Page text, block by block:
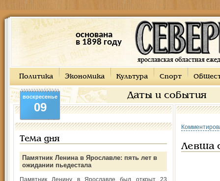
основана
в 1898 году
Политика Экономика Культура Спорт
Даты и события
воскресенье
09
Тема дня
Памятник Ленина в Ярославле: пять лет в
ожидании пьедестала
Памятник Ленину в Ярославле был открыт 23
Левша